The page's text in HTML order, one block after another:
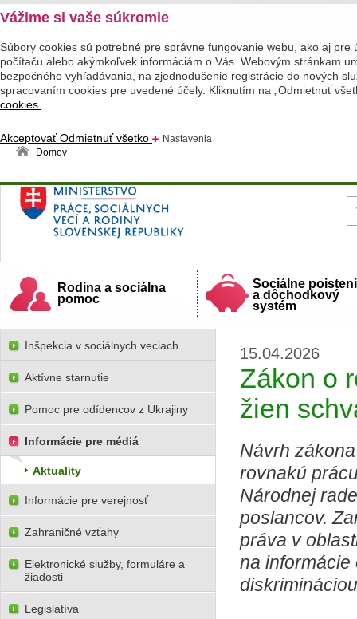
Vážime si vaše súkromie
Súbory cookies sú potrebné pre správne fungovanie webu, ako aj
počítaču alebo akýmkoľvek informáciám o Vás. Webovým stránkam
bezpečného vyhľadávania, na zjednodušenie registrácie do nových
spracovaním cookies pre uvedené účely. Kliknutím na „Odmietnuť
cookies.
AkceptovaťOdmietnuť všetko
Nastavenia
Domov
Ministerstvo práce, sociálnych vecí a rodiny
Slovenskej republiky
Rodina a sociálna
pomoc
Sociálne
a dôchodkový
systém
15.04.2026
Zákon o
žien
Návrh
rovnakú
Národnej
poslancov.
práva v
na
Inšpekcia v sociálnych veciach
Aktívne starnutie
Pomoc pre odídencov z Ukrajiny
Informácie pre médiá
Aktuality
Informácie pre verejnosť
Zahraničné vzťahy
Elektronické služby, formuláre a
žiadosti
Legislatíva